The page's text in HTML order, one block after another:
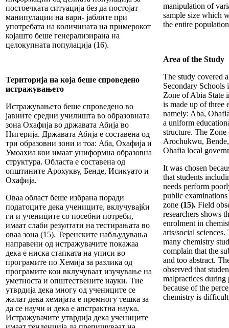
постоечката ситуација без да постојат
манипулации на вари- јаблите при
употребата на количината на примерокот
којашто беше генерализирана на
целокупната популација (16).
Територија на која беше спроведено
истражувањето
Истражувањето беше спроведено во
јавните средни училишта во образовната
зона Охафија во државата Абија во
Нигерија. Државата Абија е составена од
три образовни зони и тоа: Аба, Охафија и
Умоахиа кои имаат униформна образовна
структура. Областа е составена од
општините Арохукву, Бенде, Исикуато и
Охафија.
Оваа област беше избрана поради
податоците дека учениците, вклучувајќи
ги и учениците со посебни потреби,
имаат слаби резултати на тестирањата во
оваа зона (15). Теренските набљудувања
направени од истражувачите покажаа
дека е ниска стапката на уписи во
програмите по Хемија за разлика од
програмите кои вклучуваат изучување на
уметноста и општествените науки. Тие
утврдија дека многу од учениците се
жалат дека хемијата е премногу тешка за
да се научи и дека е апстрактна наука.
Истражувачите утврдија дека учениците
manipulation of
sample size which
the entire
Area of the Study
The study covered
Secondary
Zone of Abia State
is made up of three
namely: Aba,
a uniform
structure. The Zone
Arochukwu,
Ohafia local
It was chosen
that students
needs perform
public
zone (15). Field
researchers shows
enrolment in
arts/social
many chemistry
complain that the
and too abstract.
observed that
malpractices
because of the
chemistry is